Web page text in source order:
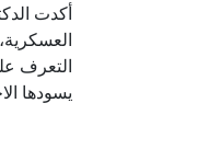
أكدت
التعرف
يسودها